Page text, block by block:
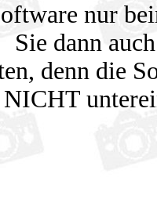
nur
Sie dann
denn die
NICHT